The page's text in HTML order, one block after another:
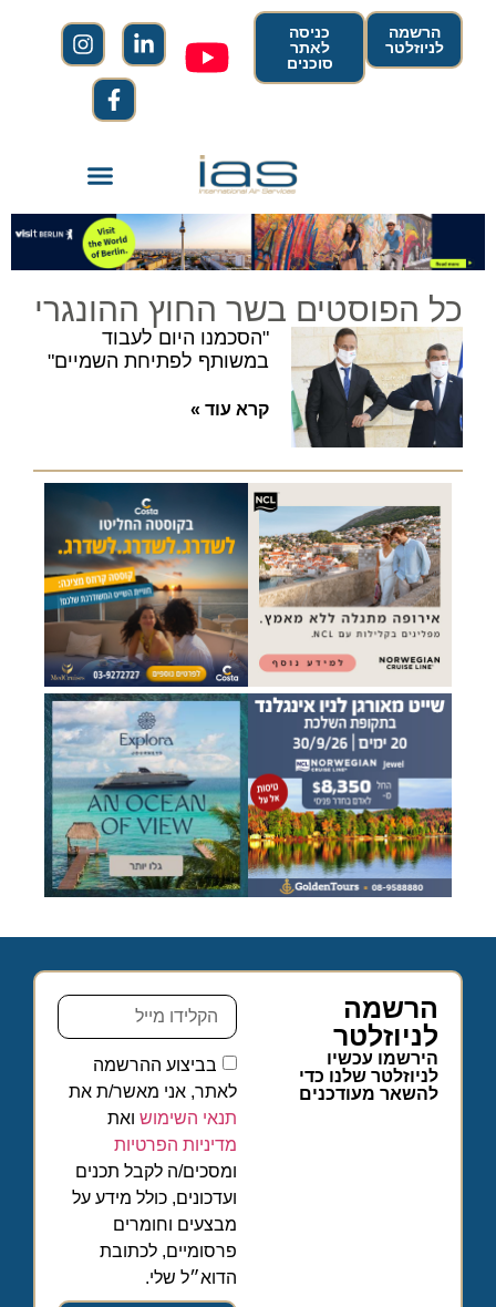
הרשמה
לניוזלטר
כניסה
לאתר
סוכנים
כל הפוסטים בשר החוץ ההונגרי
"הסכמנו היום לעבוד
במשותף לפתיחת השמיים"
קרא עוד »
הרשמה
לניוזלטר
הירשמו עכשיו
לניוזלטר שלנו כדי
להשאר מעודכנים
בביצוע ההרשמה
לאתר, אני מאשר/ת את
תנאי השימוש ואת
מדיניות הפרטיות
ומסכים/ה לקבל תכנים
ועדכונים, כולל מידע על
מבצעים וחומרים
פרסומיים, לכתובת
הדוא״ל שלי.